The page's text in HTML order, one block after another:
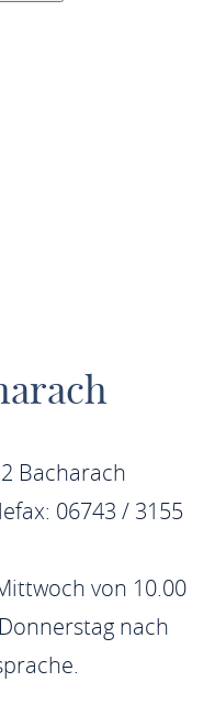
Bacharach
06743 / 3155
von 10.00
nach